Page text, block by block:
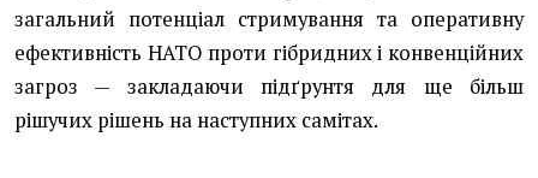
загальний потенціал стримування та оперативну
ефективність НАТО проти гібридних і конвенційних
загроз — закладаючи підґрунтя для ще більш
рішучих рішень на наступних самітах.